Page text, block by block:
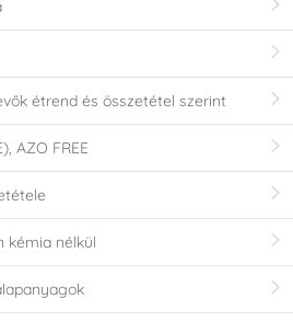
étrend és összetétel szerint
AZO FREE
kémia nélkül